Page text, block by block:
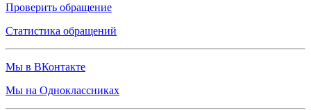
Проверить обращение
Статистика обращений
Мы в ВКонтакте
Мы на Одноклассниках